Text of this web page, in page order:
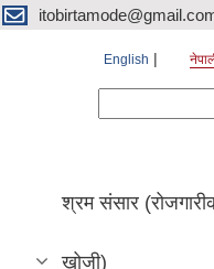
English
श्रम संसार
खोजी)